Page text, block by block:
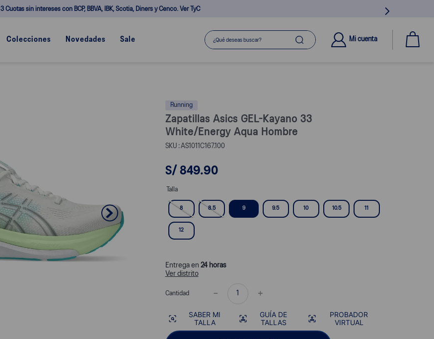
3 Cuotas sin intereses con BCP, BBVA, IBK, Scotia, Diners y Cenco. Ver TyC
Colecciones Novedades Sale
¿Qué deseas buscar?
Mi cuenta
Running
Zapatillas Asics GEL-Kayano 33
White/Energy Aqua Hombre
AS1011C167.100
S/ 849.90
Talla
8 8.5 9 9.5 10 10.5 11
12
Entrega en 24 horas
Ver distrito
Cantidad ＋
－
SABER MI
TALLA
GUÍA DE
TALLAS
PROBADOR
VIRTUAL